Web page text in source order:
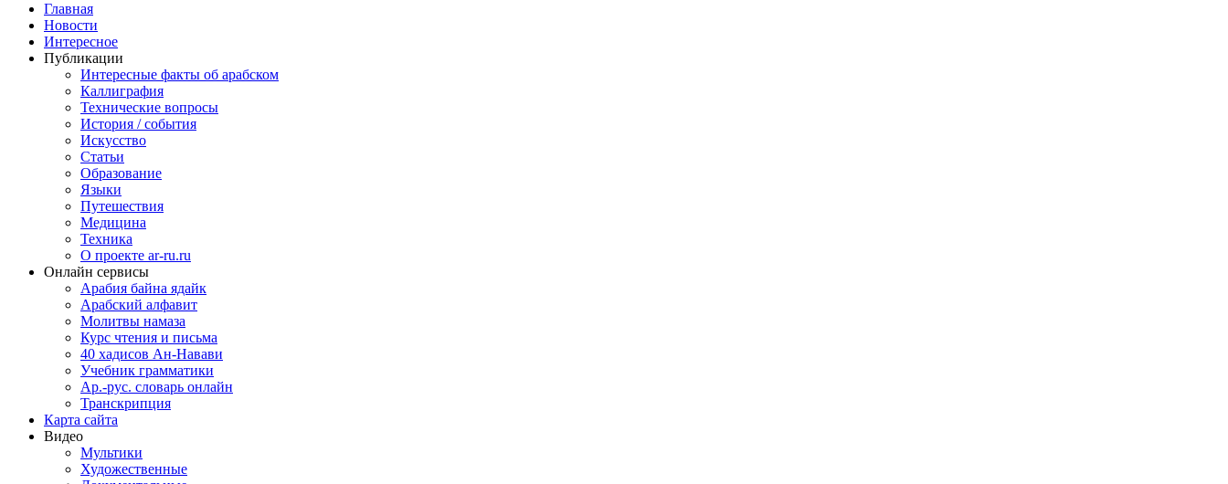
Главная
Новости
Интересное
Публикации
Интересные факты об арабском
Каллиграфия
Технические вопросы
История / события
Искусство
Статьи
Образование
Языки
Путешествия
Медицина
Техника
О проекте ar-ru.ru
Онлайн сервисы
Арабия байна ядайк
Арабский алфавит
Молитвы намаза
Курс чтения и письма
40 хадисов Ан-Навави
Учебник грамматики
Ар.-рус. словарь онлайн
Транскрипция
Карта сайта
Видео
Мультики
Художественные